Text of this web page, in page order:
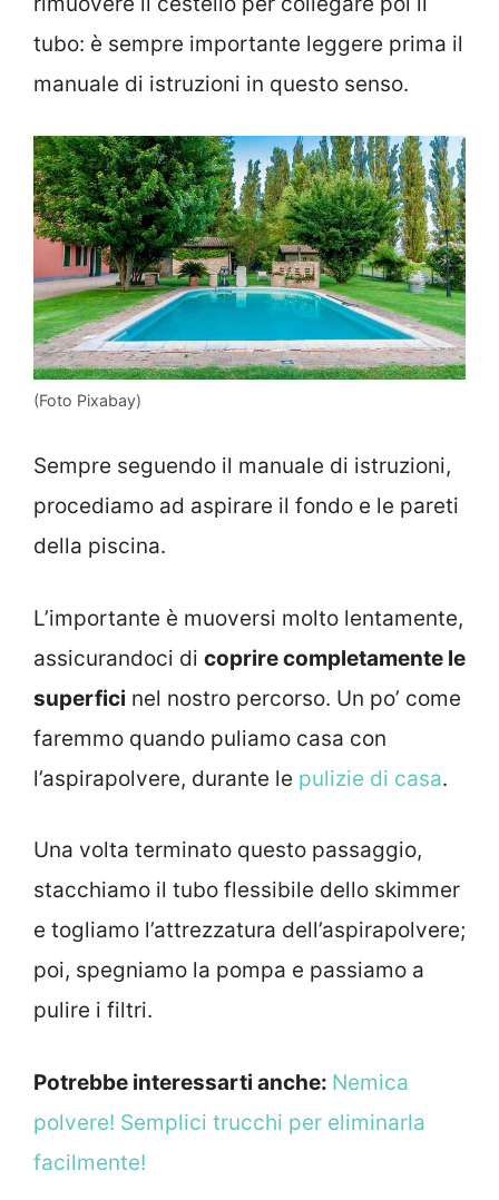
tubo: è sempre importante leggere prima il
manuale di istruzioni in questo senso.
(Foto Pixabay)
Sempre seguendo il manuale di istruzioni,
procediamo ad aspirare il fondo e le pareti
della piscina.
L’importante è muoversi molto lentamente,
assicurandoci di coprire completamente le
superfici nel nostro percorso. Un po’ come
faremmo quando puliamo casa con
l’aspirapolvere, durante le pulizie di casa.
Una volta terminato questo passaggio,
stacchiamo il tubo flessibile dello skimmer
e togliamo l’attrezzatura dell’aspirapolvere;
poi, spegniamo la pompa e passiamo a
pulire i filtri.
Potrebbe interessarti anche: Nemica
polvere! Semplici trucchi per eliminarla
facilmente!